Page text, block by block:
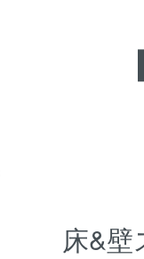
床&壁